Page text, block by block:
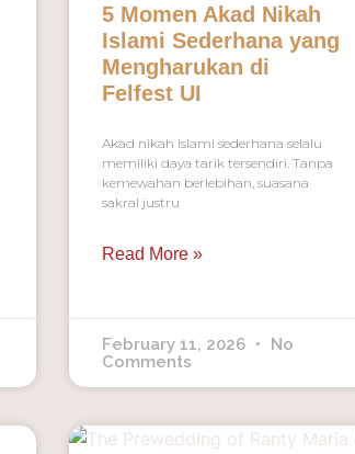
5 Momen Akad Nikah
Islami Sederhana yang
Mengharukan di
Felfest UI
Akad nikah islami sederhana selalu
memiliki daya tarik tersendiri. Tanpa
kemewahan berlebihan, suasana
sakral justru
Read More »
February 11, 2026
No
Comments